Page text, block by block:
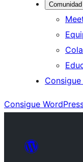
Comunidad
Consigue